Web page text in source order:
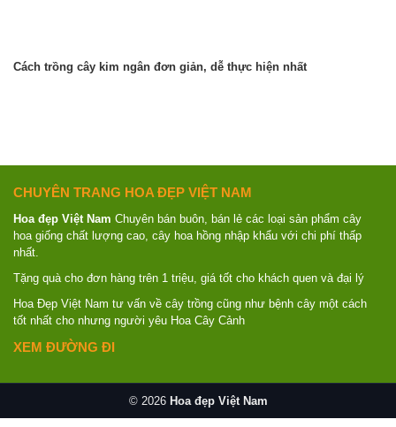
Cách trồng cây kim ngân đơn giản, dễ thực hiện nhất
CHUYÊN TRANG HOA ĐẸP VIỆT NAM
Hoa đẹp Việt Nam Chuyên bán buôn, bán lẻ các loại sản phẩm cây
hoa giống chất lượng cao, cây hoa hồng nhập khẩu với chi phí thấp
nhất.
Tặng quà cho đơn hàng trên 1 triệu, giá tốt cho khách quen và đại lý
Hoa Đẹp Việt Nam tư vấn về cây trồng cũng như bệnh cây một cách
tốt nhất cho nhưng người yêu Hoa Cây Cảnh
XEM ĐƯỜNG ĐI
© 2026 Hoa đẹp Việt Nam